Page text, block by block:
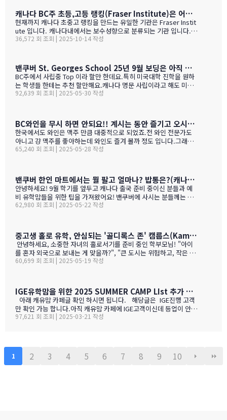
떠나면 고생이죠??? ㅋㅋㅋㅋㅋㅋ …
캐나다 BC주 초등,고등 랭킹(Fraser Institute)은 어떻게 만들어 지나 ?
현재까지 캐나다 초중고 랭킹을 만드는 유일한 기관은 Fraser Instit
ute 입니다. 캐나다내에서는 보수성향으로 분류되는 기관 입니다.
하여간일반적으로 학교 랭킹 하면 학교의 성적 그러니까 표준 시험결
고등학교의 경우 (9개 지표):평균 시험 점수 (Average exam mark)
졸업률 (Diploma completion rate)학생당 이수 과목 수 (Courses
taken per student)진급 지연율 (Delayed advancement rate)
시험 낙제율 (Percentage of exams failed)학교 vs 시험 점수 차
이 (School vs. exam mark difference) 7-9. 성별 격차 지표 3개
36,572 회 조회 | 2025-10-14 작성
밴쿠버 St. Georges School 25년 9월 보딩은 아직 자리가 있다고 하네요.
BC주에서 사립중 Top 이라 할만 한데요.특히 미국대학 진학을 원하
는 학생들 한테는 추천 할만해요.캐나다 명문 사립이라고 해도 미국
대학 진학은 그저그런 학교도 많거던요.이학교가 하여간 학비+보딩
ent TuitionCanadian Students$73,500American / Mexican / or
Non-Resident Canadian Students$84,000International Stude
nts$99,500
92,639 회 조회 | 2025-05-30 작성
BC와인을 무시 하면 안되요!! 계시는 동안 즐기고 오시기를 바랍니다. (밴쿠버에서 소주는 얼마?)
한국에서도 와인은 맥주 만큼 대중적으로 되었죠.전 와인 전문가도
아니고 걍 맥주를 좋아하는데 와인도 즐겨 볼까 정도 입니다.그래도
와인을 이것 저것 10년넘게 먹다 보니 캐나다, 미국 와인이 유럽산 대
나가 술을 마트,편의점에서 팔지 않고 따로 리쿼스토어나 와인 N 비
어 스토어만 가야 살수 있다는 것이죠.하여간 이번에는 BC와인 장점
을 한번 알아볼게요. GPT가 정리 해본 글이에요. 한번 보세요.그리고
어떤 와인이 있나? 아래 사진으로 함 보세요.ㅎㅎ 그리고 밴쿠버에서
파는 한국 소주 종류와 가격도 함 보세요. 당연 한국보다 비싸죠!!!1.
0-15 % 길고, 일교차가 커 산도가 살아 있음. 서늘한 밤 덕분에 과일
향이 …
65,240 회 조회 | 2025-05-28 작성
밴쿠버 한인 마트에서는 뭘 팔고 얼마나? 밥통은?(캐나다 출국 준비 중이신 분들과 예비 유학맘들을 위한)
안녕하세요! 9월 학기를 앞두고 캐나다 출국 준비 중이신 분들과 예
비 유학맘들을 위한 팁을 가져왔어요! 밴쿠버에 사시는 분들께는 이
미 익숙한 정보일 수도 있지만, 처음 가시는 분들께는 정말 유용할 거
하지만, 밴쿠버 지역에서는 한남마트도 있죠. (홍보글 절대 아님 ㅋ
ㅋ)사진들을 보시면서 가격대와 어떤 물건들이 있는지 미리 체크해
보세요!특히 주목할 점은 전기밥솥인데요, 한국에서 가져간 제품은
전압이 달라서 사용할 수 없어서 어쩔 수 없이 현지에서 새로 구입해
야 하는 것중 하나 일수 있죠? 하기는 요새는 워낙 밥들을 먹지 않다
62,980 회 조회 | 2025-05-22 작성
중고생 홀로 유학, 안심되는 '골디록스 존' 캠룹스(Kamloops)가 정답입니다
를 혼자 외국으로 보내는 게 맞을까?", "큰 도시는 위험하고, 작은 도
시는 교육환경이 부족할까?" 이런 고민으로 밤잠 설치시죠? 오늘은
록스 존이란 '너무 크지도 작지도 않은, 딱 적당한 환경'을 말해요. 아
이 혼자 유학가기에 캠룹스가 딱 맞는 이유, 함께 알아볼까요? ?️ 아
이 혼자서도 쉽게 적응할 수 있는 도시 규모 인구 약 1…
60,699 회 조회 | 2025-05-19 작성
IGE유학맘을 위한 2025 SUMMER CAMP LIst 추가 되었습니다.
아래 캐유맘 카페글 확인 하시면 됩니다. 해당글은 IGE진행 고객
만 확인 가능 합니다.아직 캐유맘 카페에 IGE고객이신데 등업이 안된
분들은 등업 신청 해주시기 바랍니다. 해당글 바로 가기 --> http
97,621 회 조회 | 2025-03-21 작성
1 2 3 4 5 6 7 8 9 10